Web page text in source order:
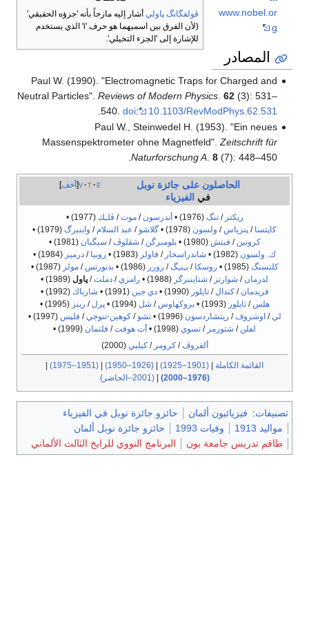
ڤولفگانگ پاولي أشار إليه مازحاً بأنه 'جزؤه الحقيقي'
(لأن الفرق بين اسميهما هو حرف 'i' الذي يستخدم
للإشارة إلى 'الجزء التخيلي'.
www.nobel.or
g
المصادر
Paul W. (1990). "Electromagnetic Traps for Charged and
Neutral Particles". Reviews of Modern Physics. 62(3): 531–
540. doi: 10.1103/RevModPhys.62.531
Paul W., Steinwedel H. (1953). "Ein neues
Massenspektrometer ohne Magnetfeld".Zeitschrift für
Naturforschung A. 8(7): 448–450.
أخف v t e
الحاصلون على جائزة نوبل
في الفيزياء
ريكتر /تنگ (1976) • أندرسون /موت/ ڤلـِك (1977) •
كاپتسا / پنزياس / ولسون (1978) • گلاشو / عبد السلام / واينبرگ (1979) •
كرونين / فيتش (1980) • بلومبرگن / شڤلوڤ/ سيگبان (1981) •
ك. ولسون (1982) • شاندراسخار / فاولر (1983) • روبيا / درمير (1984) •
كلتسنگ (1985) • روسكا /بـِنـِگ/ رورر (1986) • بدنورتس /مولر (1987) •
لدرمان / شوارتز / شتاينبرگر (1988) • رامزي / دملت/ پاول (1989) •
فريدمان /كندال /تايلور (1990) • دي جين (1991) • شارباك (1992) •
هلس /تايلور (1993) • بروكهاوس / شل (1994) • پرل / رينز (1995) •
لي/اوشروف/ ريتشاردسون (1996) • تشو /كوهين-تنوجي/ فلپس (1997) •
لفلن / شتورمر / تسوي (1998) • أت هوفت/ فلتمان (1999) •
ألفروڤ/كرومر /كيلبي (2000)
القائمة الكاملة (1901–1925)
(1926–1950)
(1951–1975)
(1976–2000)
|(2001–الحاضر)
تصنيفات: فيزيائيون ألمان
حائزو جائزة نوبل في الفيزياء
مواليد 1913
وفيات 1993
حائزو جائزة نوبل ألمان
طاقم تدريس جامعة بون
البرنامج النووي للرايخ الثالث الألماني